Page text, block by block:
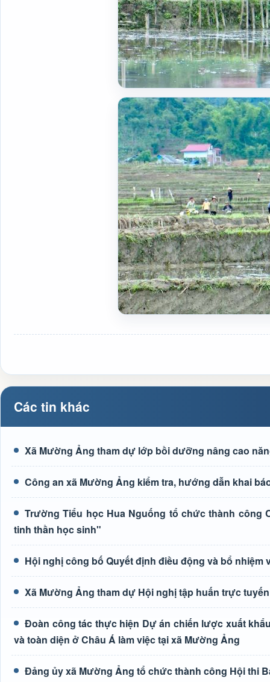
Các tin khác
Xã Mường Ảng tham dự lớp bồi dưỡng nâng cao
Công an xã Mường Ảng kiểm tra, hướng dẫn khai
Trường Tiểu học Hua Nguống tổ chức thành công
tinh thần học sinh"
Hội nghị công bố Quyết định điều động và bổ nhiệm
Xã Mường Ảng tham dự Hội nghị tập huấn trực
Đoàn công tác thực hiện Dự án chiến lược xuất
và toàn diện ở Châu Á làm việc tại xã Mường Ảng
Đảng ủy xã Mường Ảng tổ chức thành công Hội thi